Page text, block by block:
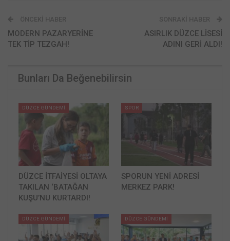
ÖNCEKI HABER
MODERN PAZARYERİNE
TEK TİP TEZGAH!
SONRAKI HABER
ASIRLIK DÜZCE LİSESİ
ADINI GERİ ALDI!
Bunları Da Beğenebilirsin
DÜZCE GÜNDEMİ
DÜZCE İTFAİYESİ OLTAYA
TAKILAN ‘BATAĞAN
KUŞU’NU KURTARDI!
SPOR
SPORUN YENİ ADRESİ
MERKEZ PARK!
DÜZCE GÜNDEMİ DÜZCE GÜNDEMİ